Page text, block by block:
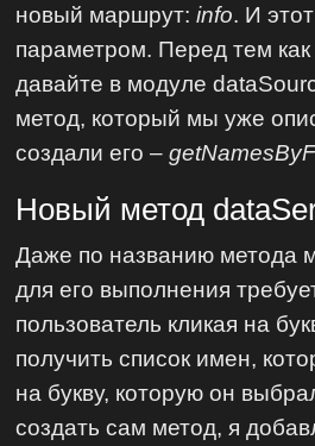
новый маршрут:info. И
параметром. Перед тем как
давайте в модуле
метод, который мы уже
создали его –
Новый метод
Даже по названию метода
для его выполнения
пользователь кликая на
получить список имен,
на букву, которую он
создать сам метод, я